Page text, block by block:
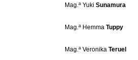
Mag.a Yuki Sunamura
Mag.a Hemma Tuppy
Mag.a Veronika Teruel